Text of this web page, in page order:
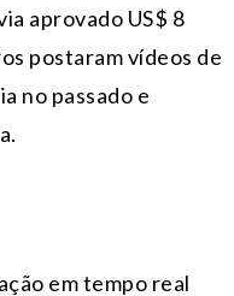
aprovado US$ 8
postaram vídeos de
no passado e
em tempo real